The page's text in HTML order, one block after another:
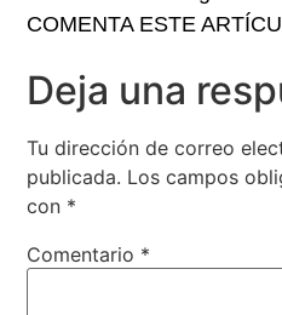
COMENTA ESTE
Deja una
Tu dirección de correo
publicada. Los campos
con *
Comentario *